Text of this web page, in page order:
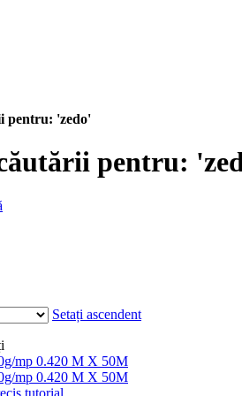
pentru: 'zedo'
pentru:
Setați ascendent
mp 0.420 M X 50M
mp 0.420 M X 50M
tutorial